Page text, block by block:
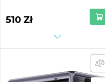
510 Zł